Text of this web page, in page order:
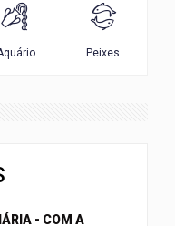
- COM A